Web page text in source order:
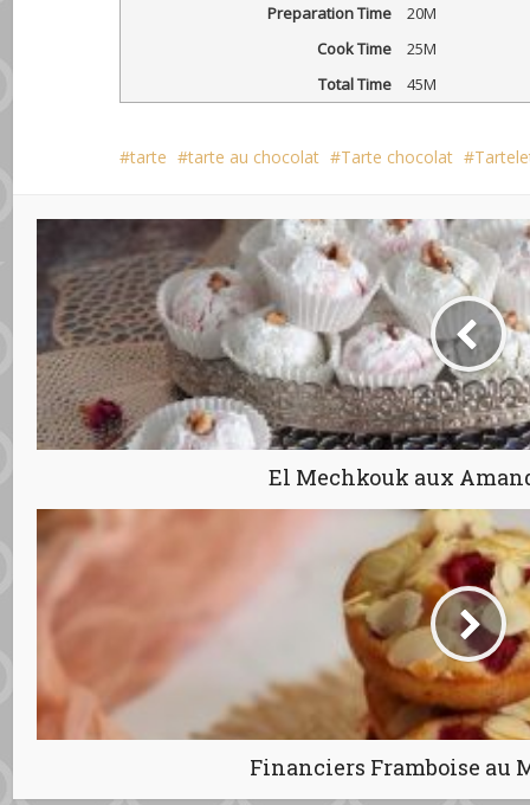
Preparation Time
20M
Cook Time
25M
Total Time
45M
tarte tarte au chocolat Tarte chocolat
Financiers Framboise au